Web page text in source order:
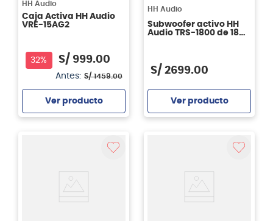
HH Audio
Caja Activa HH Audio
VRE-15AG2
32% S/ 999.00
Antes: S/ 1459.00
Ver producto
HH Audio
Subwoofer activo HH
Audio TRS-1800 de 18
S/ 2699.00
Ver producto